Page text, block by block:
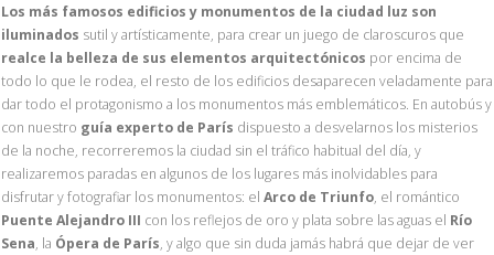
Los más famosos edificios y monumentos de la ciudad luz son
iluminados sutil y artísticamente, para crear un juego de claroscuros que
realce la belleza de sus elementos arquitectónicos por encima de
todo lo que le rodea, el resto de los edificios desaparecen veladamente para
dar todo el protagonismo a los monumentos más emblemáticos. En autobús y
con nuestro guía experto de París dispuesto a desvelarnos los misterios
de la noche, recorreremos la ciudad sin el tráfico habitual del día, y
realizaremos paradas en algunos de los lugares más inolvidables para
disfrutar y fotografiar los monumentos: el Arco de Triunfo, el romántico
Puente Alejandro III con los reflejos de oro y plata sobre las aguas el Río
Sena, la Ópera de París, y algo que sin duda jamás habrá que dejar de ver